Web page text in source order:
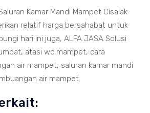
Kamar Mandi Mampet Cisalak
relatif harga bersahabat untuk
hari ini juga, ALFA JASA Solusi
atasi wc mampet, cara
air mampet, saluran kamar mandi
air mampet.